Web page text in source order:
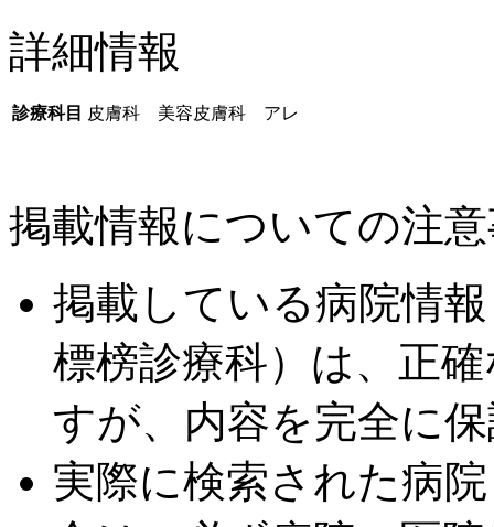
詳細情報
診療科目 皮膚科 美容皮膚科 アレ
掲載情報についての注
掲載している病院情
標榜診療科）は、正
すが、内容を完全に
実際に検索された病